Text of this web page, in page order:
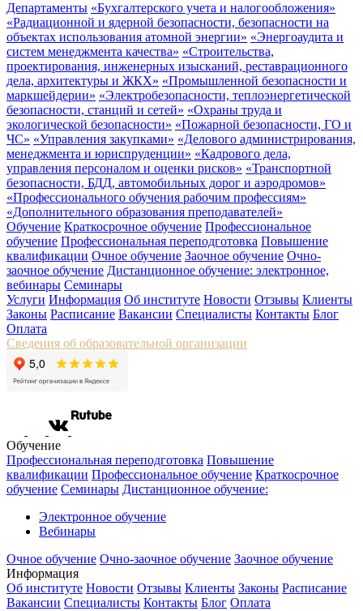
Департаменты «Бухгалтерского учета и налогообложения»
«Радиационной и ядерной безопасности, безопасности на
объектах использования атомной энергии» «Энергоаудита и
систем менеджмента качества» «Строительства,
проектирования, инженерных изысканий, реставрационного
дела, архитектуры и ЖКХ» «Промышленной безопасности и
маркшейдерии» «Электробезопасности, теплоэнергетической
безопасности, станций и сетей» «Охраны труда и
экологической безопасности» «Пожарной безопасности, ГО и
ЧС» «Управления закупками» «Делового администрирования,
менеджмента и юриспруденции» «Кадрового дела,
управления персоналом и оценки рисков» «Транспортной
безопасности, БДД, автомобильных дорог и аэродромов»
«Профессионального обучения рабочим профессиям»
«Дополнительного образования преподавателей»
Обучение Краткосрочное обучение Профессиональное
обучение Профессиональная переподготовка Повышение
квалификации Очное обучение Заочное обучение Очно-
заочное обучение Дистанционное обучение: электронное,
вебинары Семинары
Услуги Информация Об институте Новости Отзывы Клиенты
Законы Расписание Вакансии Специалисты Контакты Блог
Оплата
Сведения об образовательной организации
Обучение
Профессиональная переподготовка Повышение
квалификации Профессиональное обучение Краткосрочное
обучение Семинары Дистанционное обучение:
Электронное обучение
Вебинары
Очное обучение Очно-заочное обучение Заочное обучение
Информация
Об институте Новости Отзывы Клиенты Законы Расписание
Вакансии Специалисты Контакты Блог Оплата